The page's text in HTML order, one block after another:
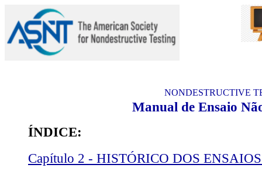
NONDESTRUCTIVE
Manual de Ensaio
ÍNDICE:
Capítulo 2 - HISTÓRICO DOS